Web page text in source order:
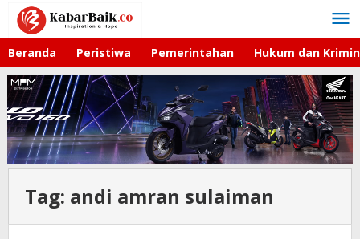
Lewati
konten
Beranda Peristiwa Pemerintahan Hukum dan
Tag: andi amran sulaiman